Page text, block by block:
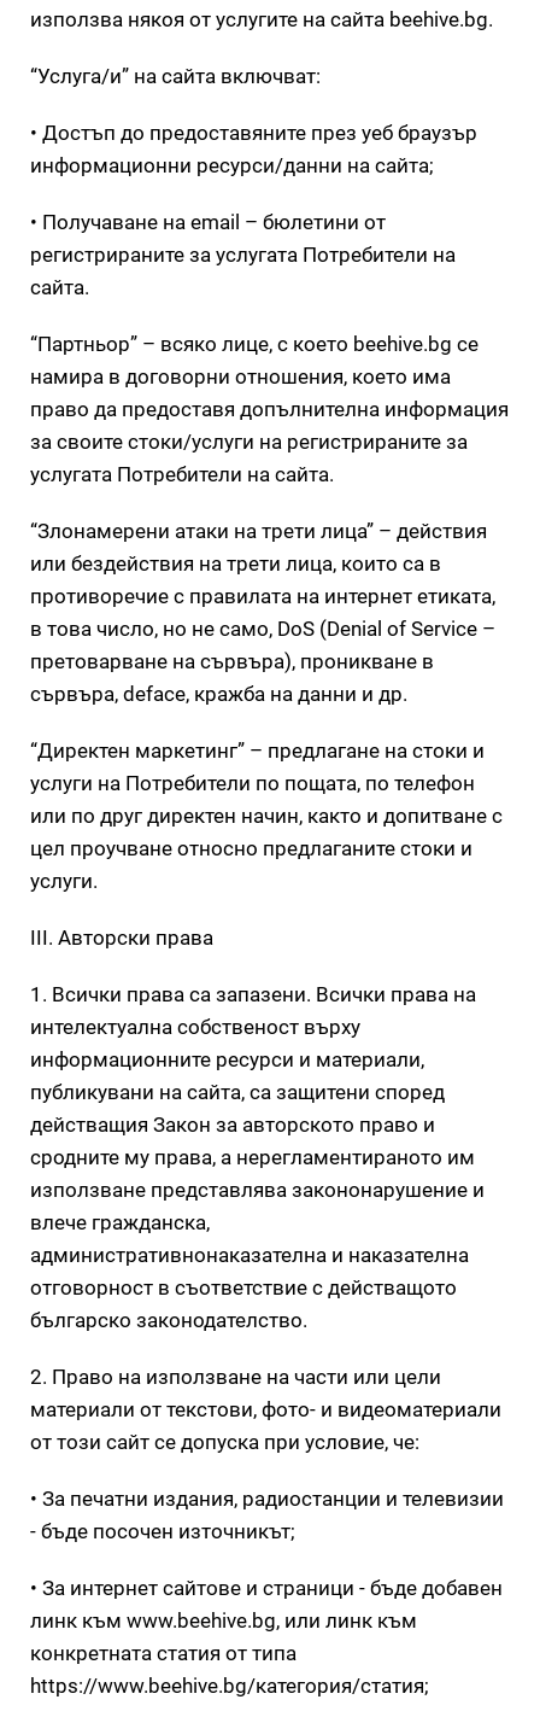
използва някоя от услугите на сайта beehive.bg.
“Услуга/и” на сайта включват:
• Достъп до предоставяните през уеб браузър
информационни ресурси/данни на сайта;
• Получаване на email – бюлетини от
регистрираните за услугата Потребители на
сайта.
“Партньор” – всяко лице, с което beehive.bg се
намира в договорни отношения, което има
право да предоставя допълнителна информация
за своите стоки/услуги на регистрираните за
услугата Потребители на сайта.
“Злонамерени атаки на трети лица” – действия
или бездействия на трети лица, които са в
противоречие с правилата на интернет етиката,
в това число, но не само, DoS (Denial of Service –
претоварване на сървъра), проникване в
сървъра, deface, кражба на данни и др.
“Директен маркетинг” – предлагане на стоки и
услуги на Потребители по пощата, по телефон
или по друг директен начин, както и допитване с
цел проучване относно предлаганите стоки и
услуги.
III. Авторски права
1. Всички права са запазени. Всички права на
интелектуална собственост върху
информационните ресурси и материали,
публикувани на сайта, са защитени според
действащия Закон за авторското право и
сродните му права, а нерегламентираното им
използване представлява закононарушение и
влече гражданска,
административнонаказателна и наказателна
отговорност в съответствие с действащото
българско законодателство.
2. Право на използване на части или цели
материали от текстови, фото- и видеоматериали
от този сайт се допуска при условие, че:
• За печатни издания, радиостанции и телевизии
- бъде посочен източникът;
• За интернет сайтове и страници - бъде добавен
линк към www.beehive.bg, или линк към
конкретната статия от типа
https://www.beehive.bg/категория/статия;